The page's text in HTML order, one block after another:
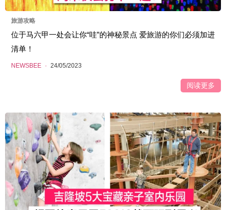
旅游攻略
位于马六甲一处会让你“哇”的神秘景点 爱旅游的你们必须加进
清单！
NEWSBEE · 24/05/2023
阅读更多